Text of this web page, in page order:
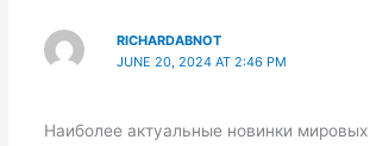
RICHARDABNOT
JUNE 20, 2024 AT 2:46 PM
Наиболее актуальные новинки